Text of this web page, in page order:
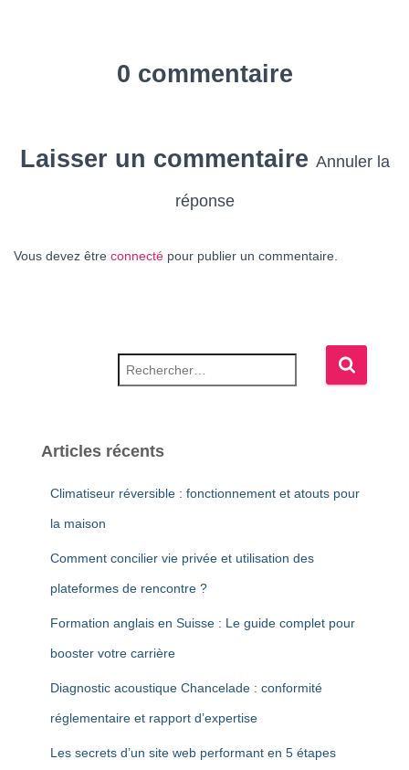
0 commentaire
Laisser un commentaire Annuler la
réponse
Vous devez être connecté pour publier un commentaire.
Articles récents
Climatiseur réversible : fonctionnement et atouts pour
la maison
Comment concilier vie privée et utilisation des
plateformes de rencontre ?
Formation anglais en Suisse : Le guide complet pour
booster votre carrière
Diagnostic acoustique Chancelade : conformité
réglementaire et rapport d’expertise
Les secrets d’un site web performant en 5 étapes